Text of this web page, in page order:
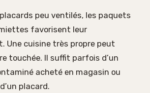
peu ventilés, les paquets
favorisent leur
Une cuisine très propre peut
touchée. Il suffit parfois d’un
acheté en magasin ou
placard.